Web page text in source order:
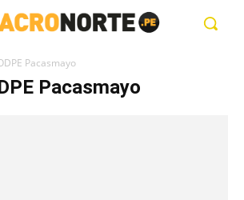
Pacasmayo
Pacasmayo